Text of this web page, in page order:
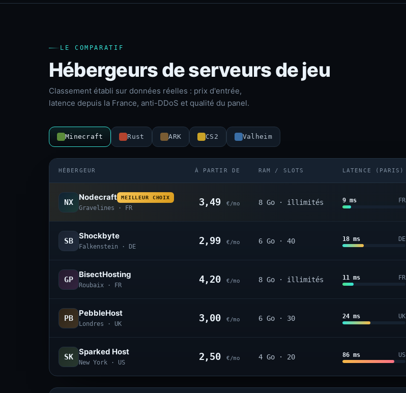
LE COMPARATIF
Hébergeurs de serveurs de jeu
Classement établi sur données réelles : prix d'entrée,
latence depuis la France, anti-DDoS et qualité du panel.
Minecraft Rust ARK CS2 Valheim
HÉBERGEUR À PARTIR DE RAM / SLOTS LATENCE (PARIS)
NX
Nodecraft MEILLEUR CHOIX
Gravelines · FR
3,49 €/mo 8 Go · illimités 9 ms FR
SB
Shockbyte
Falkenstein · DE
2,99 €/mo 6 Go · 40 18 ms DE
GP
BisectHosting
Roubaix · FR
4,20 €/mo 8 Go · illimités 11 ms FR
PB
PebbleHost
Londres · UK
3,00 €/mo 6 Go · 30 24 ms UK
SK
Sparked Host
New York · US
2,50 €/mo 4 Go · 20 86 ms US